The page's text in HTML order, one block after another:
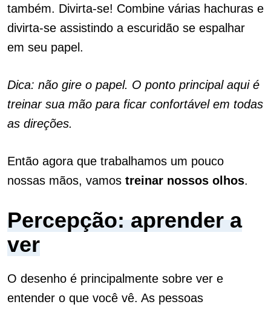
também. Divirta-se! Combine várias hachuras e
divirta-se assistindo a escuridão se espalhar
em seu papel.
Dica: não gire o papel. O ponto principal aqui é
treinar sua mão para ficar confortável em todas
as direções.
Então agora que trabalhamos um pouco
nossas mãos, vamos treinar nossos olhos.
Percepção: aprender a
ver
O desenho é principalmente sobre ver e
entender o que você vê. As pessoas